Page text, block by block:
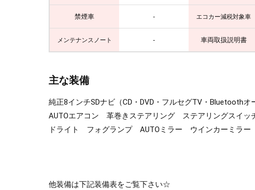
禁煙車 - エコカー減税対象車
メンテナンスノート - 車両取扱説明書
主な装備
純正8インチSDナビ（CD・DVD・フルセグTV・
AUTOエアコン 革巻きステアリング ステアリングスイ
ドライト フォグランプ AUTOミラー ウインカーミラ
他装備は下記装備表をご覧下さい☆